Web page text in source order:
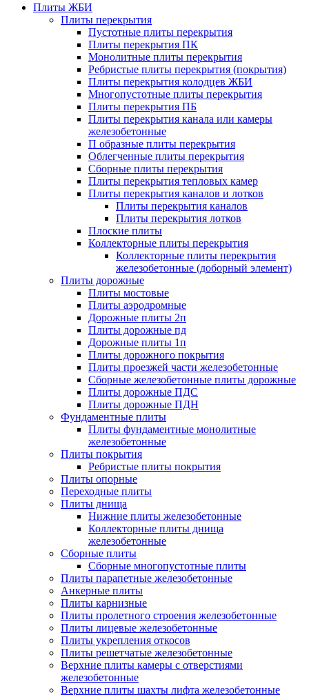
Плиты ЖБИ
Плиты перекрытия
Пустотные плиты перекрытия
Плиты перекрытия ПК
Монолитные плиты перекрытия
Ребристые плиты перекрытия (покрытия)
Плиты перекрытия колодцев ЖБИ
Многопустотные плиты перекрытия
Плиты перекрытия ПБ
Плиты перекрытия канала или камеры
железобетонные
П образные плиты перекрытия
Облегченные плиты перекрытия
Сборные плиты перекрытия
Плиты перекрытия тепловых камер
Плиты перекрытия каналов и лотков
Плиты перекрытия каналов
Плиты перекрытия лотков
Плоские плиты
Коллекторные плиты перекрытия
Коллекторные плиты перекрытия
железобетонные (доборный элемент)
Плиты дорожные
Плиты мостовые
Плиты аэродромные
Дорожные плиты 2п
Плиты дорожные пд
Дорожные плиты 1п
Плиты дорожного покрытия
Плиты проезжей части железобетонные
Сборные железобетонные плиты дорожные
Плиты дорожные ПДС
Плиты дорожные ПДН
Фундаментные плиты
Плиты фундаментные монолитные
железобетонные
Плиты покрытия
Ребристые плиты покрытия
Плиты опорные
Переходные плиты
Плиты днища
Нижние плиты железобетонные
Коллекторные плиты днища
железобетонные
Сборные плиты
Сборные многопустотные плиты
Плиты парапетные железобетонные
Анкерные плиты
Плиты карнизные
Плиты пролетного строения железобетонные
Плиты лицевые железобетонные
Плиты укрепления откосов
Плиты решетчатые железобетонные
Верхние плиты камеры с отверстиями
железобетонные
Верхние плиты шахты лифта железобетонные